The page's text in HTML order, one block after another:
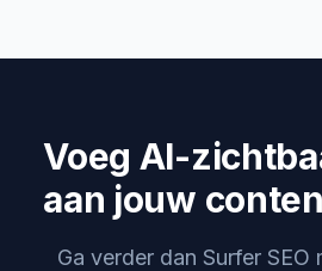
Voeg AI-
aan jouw
Ga verder dan Surfer SEO